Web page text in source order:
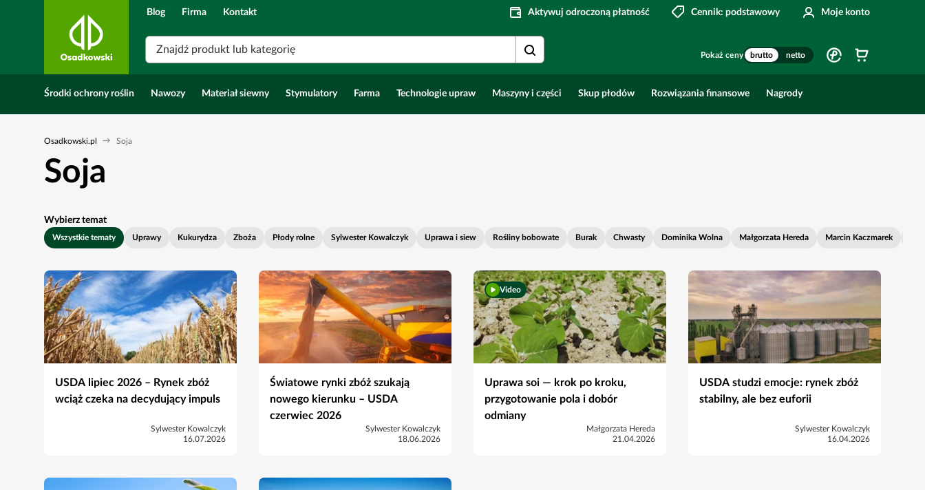
Blog Firma Kontakt Aktywuj odroczoną płatność Cennik: podstawowy Moje konto
Znajdź produkt lub kategorię Pokaż ceny brutto netto
Środki ochrony roślin Nawozy Materiał siewny Stymulatory Farma Technologie upraw Maszyny i części Skup płodów Rozwiązania finansowe Nagrody
Osadkowski.pl Soja
Soja
Wybierz temat
Wszystkie tematy Uprawy Kukurydza Zboża Płody rolne Sylwester Kowalczyk Uprawa i siew Rośliny bobowate Burak Chwasty Dominika Wolna Małgorzata Hereda Marcin Kaczmarek
USDA lipiec 2026 – Rynek zbóż
wciąż czeka na decydujący impuls
Sylwester Kowalczyk
16.07.2026
Światowe rynki zbóż szukają
nowego kierunku – USDA
czerwiec 2026
Sylwester Kowalczyk
18.06.2026
Video
Uprawa soi — krok po kroku,
przygotowanie pola i dobór
odmiany
Małgorzata Hereda
21.04.2026
USDA studzi emocje: rynek zbóż
stabilny, ale bez euforii
Sylwester Kowalczyk
16.04.2026